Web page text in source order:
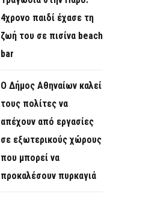
M
4χρονο παιδί έχασε τη
ζωή του σε πισίνα beach
bar
Ο Δήμος Αθηναίων καλεί
τους πολίτες να
απέχουν από εργασίες
σε εξωτερικούς χώρους
που μπορεί να
προκαλέσουν πυρκαγιά